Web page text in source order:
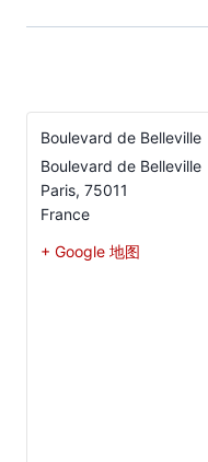
Boulevard de Belleville
Boulevard de Belleville
Paris, 75011
France
+ Google 地图